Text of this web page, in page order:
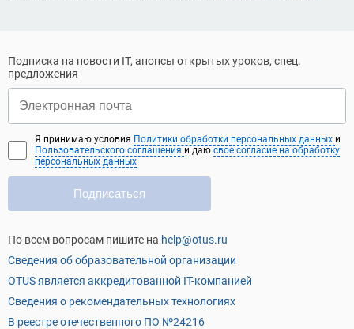
Подписка на новости IT, анонсы открытых уроков, спец.
предложения
Подписаться
Я принимаю условия Политики обработки персональных данных и
Пользовательского соглашения и даю свое согласие на обработку
персональных данных
По всем вопросам пишите на help@otus.ru
Сведения об образовательной организации
OTUS является аккредитованной IT-компанией
Сведения о рекомендательных технологиях
В реестре отечественного ПО №24216